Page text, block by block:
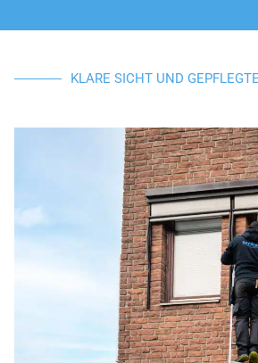
KLARE SICHT UND